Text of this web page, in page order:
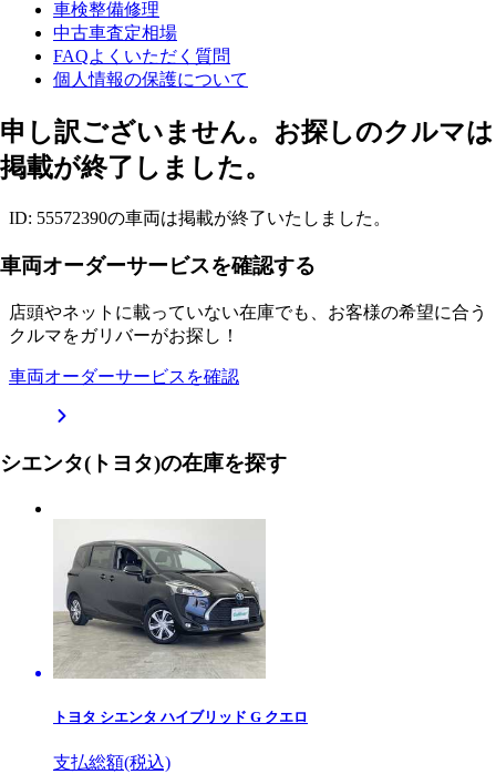
車検整備修理
中古車査定相場
FAQよくいただく質問
個人情報の保護について
申し訳ございません。お探しのクルマは
掲載が終了しました。
ID: 55572390の車両は掲載が終了いたしました。
車両オーダーサービスを確認する
店頭やネットに載っていない在庫でも、お客様の希望に合う
クルマをガリバーがお探し！
車両オーダーサービスを確認
シエンタ(トヨタ)の在庫を探す
トヨタ シエンタ ハイブリッド G クエロ
支払総額(税込)